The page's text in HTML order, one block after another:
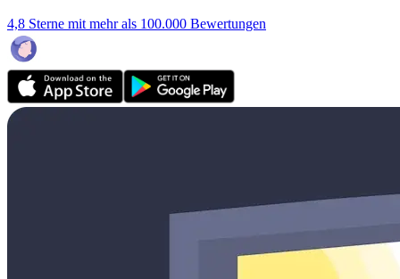
4,8 Sterne mit mehr als 100.000 Bewertungen